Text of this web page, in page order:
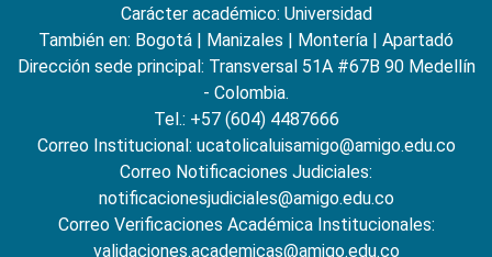
Carácter académico: Universidad
También en: Bogotá | Manizales | Montería | Apartadó
Dirección sede principal: Transversal 51A #67B 90 Medellín
- Colombia.
Tel.: +57 (604) 4487666
Correo Institucional: ucatolicaluisamigo@amigo.edu.co
Correo Notificaciones Judiciales:
notificacionesjudiciales@amigo.edu.co
Correo Verificaciones Académica Institucionales:
validaciones.academicas@amigo.edu.co